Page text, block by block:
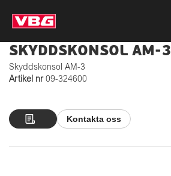
SKYDDSKONSOL AM-3
Skyddskonsol AM-3
Artikel nr 09-324600
Kontakta oss